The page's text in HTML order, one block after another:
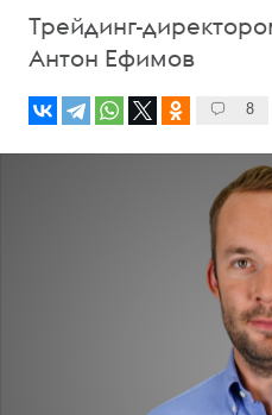
Трейдинг-
Антон Ефимов
8